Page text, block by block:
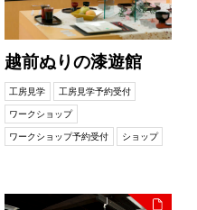
越前ぬりの漆遊館
工房見学 工房見学予約受付
ワークショップ
ワークショップ予約受付 ショップ